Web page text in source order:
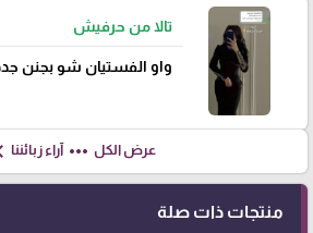
تالا من حرفيش
واو الفستيان شو بجنن
عرض الكل more_horiz آراء زبائننا
منتجات ذات صلة